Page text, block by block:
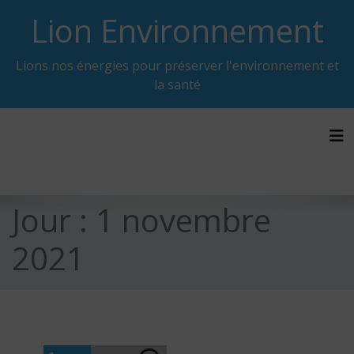
contentLion Environnement
Lions nos énergies pour préserver l'environnement et
la santé
Jour : 1 novembre
2021